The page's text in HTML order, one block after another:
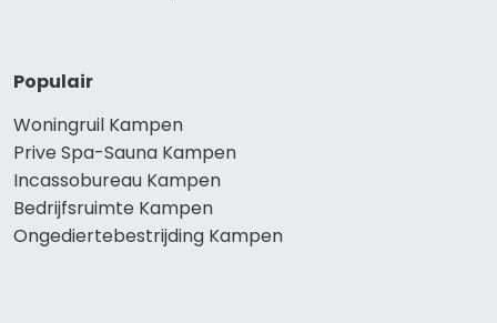
Populair
Woningruil Kampen
Prive Spa-Sauna Kampen
Incassobureau Kampen
Bedrijfsruimte Kampen
Ongediertebestrijding Kampen